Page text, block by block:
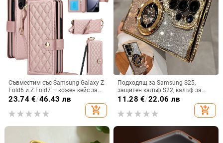
Съвместим със Samsung Galaxy Z
Fold6 и Z Fold7 — кожен кейс за
телефон с слот за стилус,
сгъваем дизайн, елегантен стил, с
каишка за китката, за дами
23.74€/46.43 лв
add_shopping_cart
Подходящ за Samsung S25,
защитен калъф S22, калъф за
мобилен телефон Edge Drill, S24,
прозрачен магнитен държач със
стрази A56, брокат против
11.28 €/22.06 лв
add_shopping_cart